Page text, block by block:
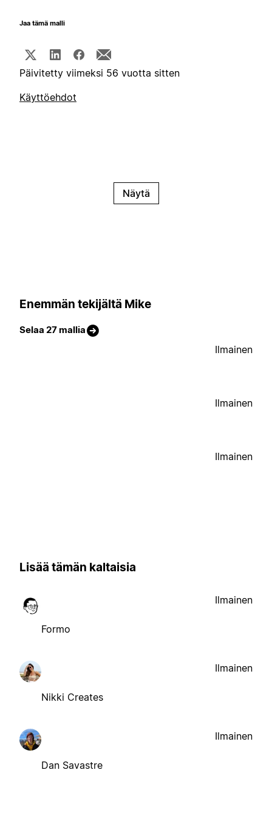
Jaa tämä malli
Päivitetty viimeksi 56 vuotta sitten
Käyttöehdot
Näytä
Enemmän tekijältä Mike
Selaa 27 mallia
Ilmainen
Ilmainen
Ilmainen
Lisää tämän kaltaisia
Formo
Ilmainen
Nikki Creates
Ilmainen
Dan Savastre
Ilmainen